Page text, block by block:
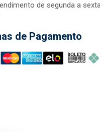
de segunda a
de Pagamento